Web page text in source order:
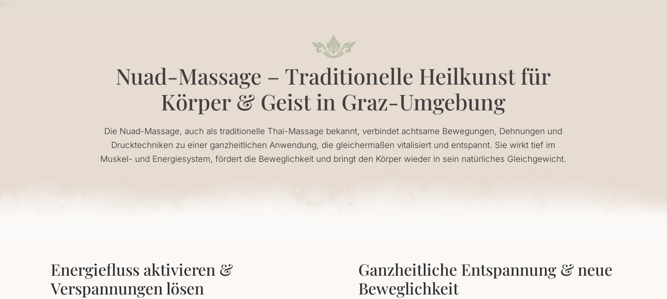
Nuad-Massage – Traditionelle Heilkunst für
Körper & Geist in Graz-Umgebung
Die Nuad-Massage, auch als traditionelle Thai-Massage bekannt, verbindet achtsame Bewegungen, Dehnungen und
Drucktechniken zu einer ganzheitlichen Anwendung, die gleichermaßen vitalisiert und entspannt. Sie wirkt tief im
Muskel- und Energiesystem, fördert die Beweglichkeit und bringt den Körper wieder in sein natürliches Gleichgewicht.
Energiefluss aktivieren &
Verspannungen lösen
Ganzheitliche Entspannung & neue
Beweglichkeit